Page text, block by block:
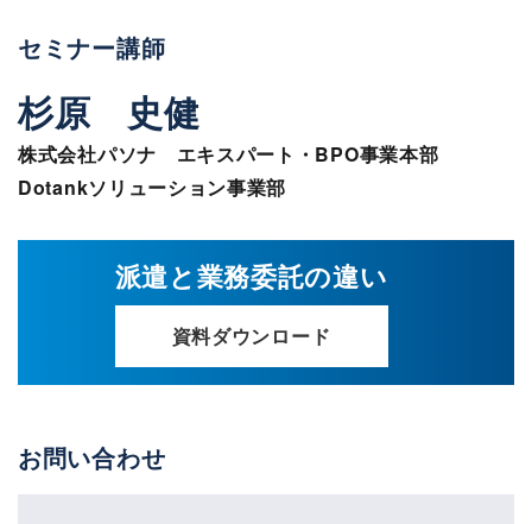
セミナー講師
杉原 史健
株式会社パソナ エキスパート・BPO事業本部
Dotankソリューション事業部
派遣と業務委託の違い
資料ダウンロード
お問い合わせ